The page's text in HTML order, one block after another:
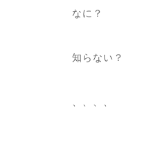
なに？
知らない？
、、、、